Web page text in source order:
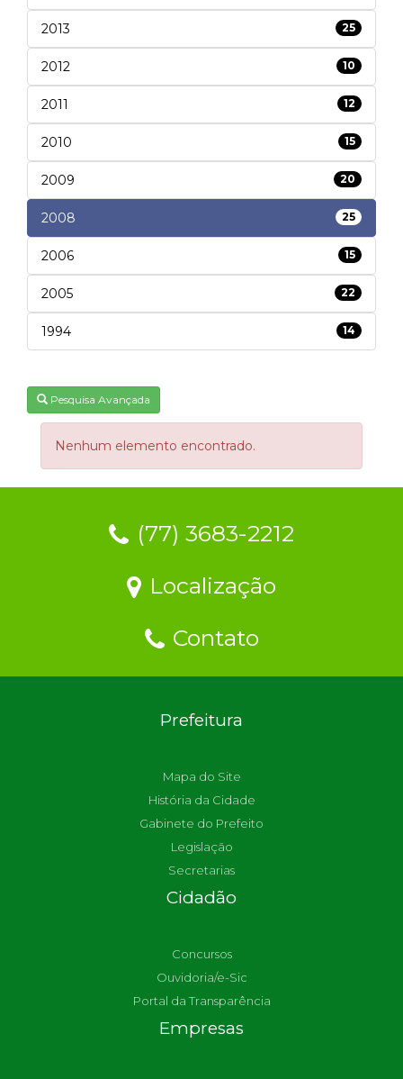
2013 25
2012 10
2011 12
2010 15
2009 20
2008 25
2006 15
2005 22
1994 14
Pesquisa Avançada
Nenhum elemento encontrado.
(77) 3683-2212
Localização
Contato
Prefeitura
Mapa do Site
História da Cidade
Gabinete do Prefeito
Legislação
Secretarias
Cidadão
Concursos
Ouvidoria/e-Sic
Portal da Transparência
Empresas